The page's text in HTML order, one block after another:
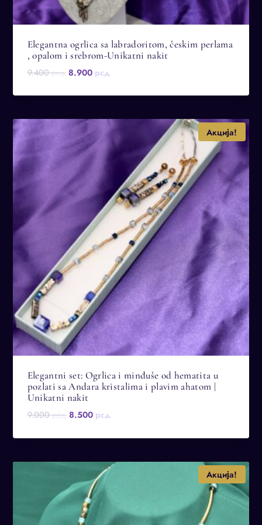
Elegantna ogrlica sa labradoritom, českim perlama
, opalom i srebrom-Unikatni nakit
9.400рсд Оригинална
је
9.400 рсд.
8.900 рсдТренутна
је:
Акција!
Elegantni set: Ogrlica i minđuše od hematita u
pozlati sa Andara kristalima i plavim ahatom |
Unikatni nakit
9.000рсд Оригинална
је
9.000 рсд.
8.500 рсдТренутна
је:
Акција!